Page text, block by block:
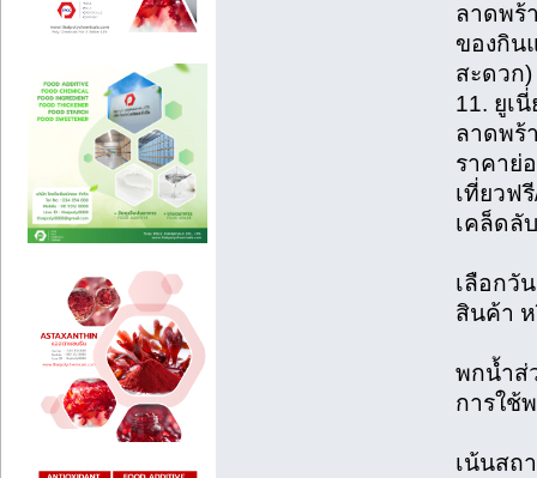
ลาดพร้
ของกิน
สะดวก)
11. ยูเ
ลาดพร้
ราคาย่
เที่ยวฟ
เคล็ดลั
เลือกวั
สินค้า
พกน้ำส่
การใช้
เน้นสถ